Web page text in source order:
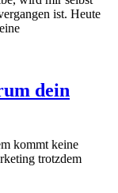
ist. Heute
dein
kommt keine
trotzdem